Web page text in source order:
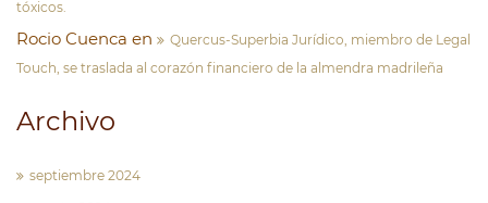
tóxicos.
Rocio Cuenca en
Quercus-Superbia Jurídico, miembro de Legal
Touch, se traslada al corazón financiero de la almendra madrileña
Archivo
septiembre 2024